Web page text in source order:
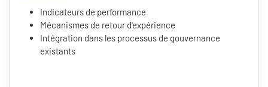
Indicateurs de performance
Mécanismes de retour d'expérience
Intégration dans les processus de gouvernance
existants